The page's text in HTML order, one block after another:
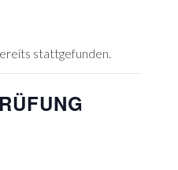
stattgefunden.